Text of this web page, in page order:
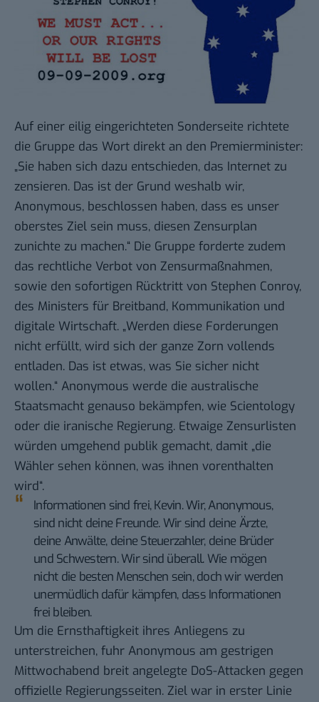
Auf einer eilig eingerichteten Sonderseite richtete
die Gruppe das Wort direkt an den Premierminister:
„Sie haben sich dazu entschieden, das Internet zu
zensieren. Das ist der Grund weshalb wir,
Anonymous, beschlossen haben, dass es unser
oberstes Ziel sein muss, diesen Zensurplan
zunichte zu machen.“ Die Gruppe forderte zudem
das rechtliche Verbot von Zensurmaßnahmen,
sowie den sofortigen Rücktritt von Stephen Conroy,
des Ministers für Breitband, Kommunikation und
digitale Wirtschaft. „Werden diese Forderungen
nicht erfüllt, wird sich der ganze Zorn vollends
entladen. Das ist etwas, was Sie sicher nicht
wollen.“ Anonymous werde die australische
Staatsmacht genauso bekämpfen, wie Scientology
oder die iranische Regierung. Etwaige Zensurlisten
würden umgehend publik gemacht, damit „die
Wähler sehen können, was ihnen vorenthalten
wird“.
Informationen sind frei, Kevin. Wir, Anonymous,
sind nicht deine Freunde. Wir sind deine Ärzte,
deine Anwälte, deine Steuerzahler, deine Brüder
und Schwestern. Wir sind überall. Wie mögen
nicht die besten Menschen sein, doch wir werden
unermüdlich dafür kämpfen, dass Informationen
frei bleiben.
Um die Ernsthaftigkeit ihres Anliegens zu
unterstreichen, fuhr Anonymous am gestrigen
Mittwochabend breit angelegte DoS-Attacken gegen
offizielle Regierungsseiten. Ziel war in erster Linie